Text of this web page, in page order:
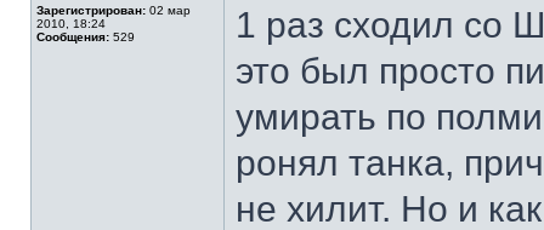
Зарегистрирован: 02 мар
2010, 18:24
Сообщения: 529
1 раз сходил со
это был просто
умирать по
ронял танка,
не хилит. Но и